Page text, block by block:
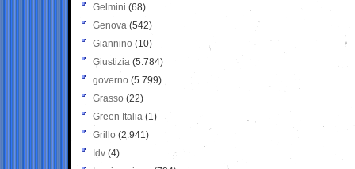
Gelmini (68)
Genova (542)
Giannino (10)
Giustizia (5.784)
governo (5.799)
Grasso (22)
Green Italia (1)
Grillo (2.941)
Idv (4)